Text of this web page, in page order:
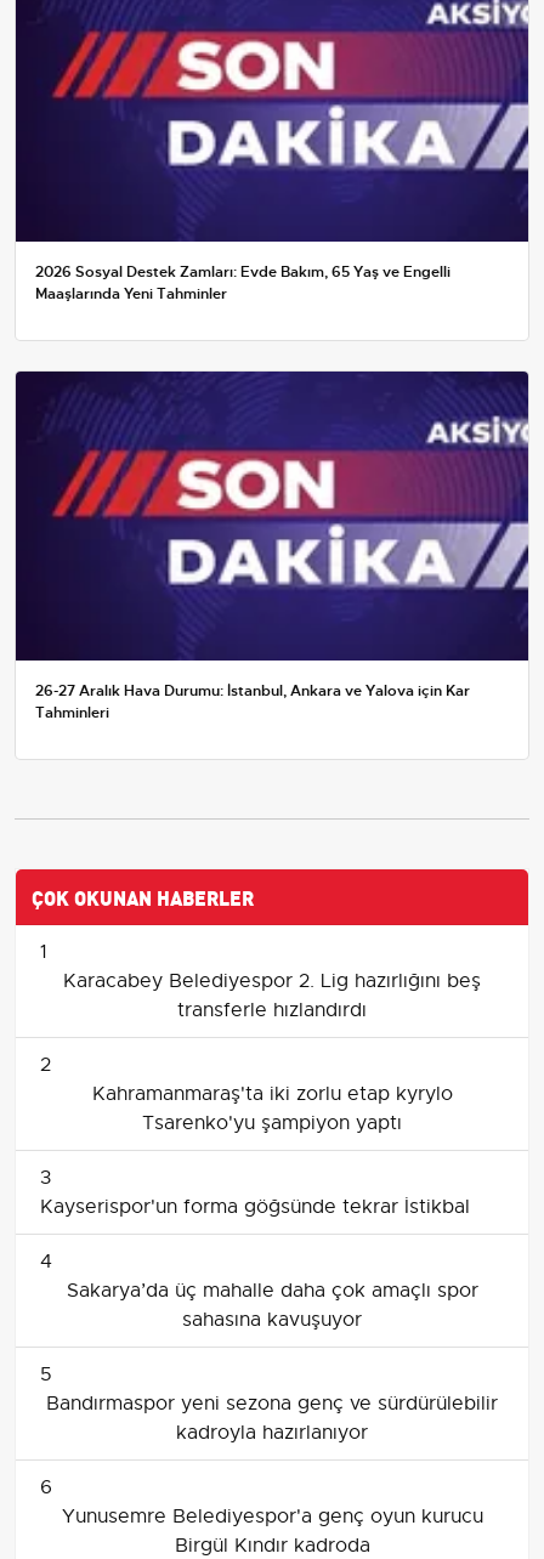
2026 Sosyal Destek Zamları: Evde Bakım, 65 Yaş ve Engelli
Maaşlarında Yeni Tahminler
26-27 Aralık Hava Durumu: İstanbul, Ankara ve Yalova için Kar
Tahminleri
ÇOK OKUNAN HABERLER
1
Karacabey Belediyespor 2. Lig hazırlığını beş
transferle hızlandırdı
2
Kahramanmaraş'ta iki zorlu etap kyrylo
Tsarenko'yu şampiyon yaptı
3
Kayserispor'un forma göğsünde tekrar İstikbal
4
Sakarya’da üç mahalle daha çok amaçlı spor
sahasına kavuşuyor
5
Bandırmaspor yeni sezona genç ve sürdürülebilir
kadroyla hazırlanıyor
6
Yunusemre Belediyespor'a genç oyun kurucu
Birgül Kındır kadroda